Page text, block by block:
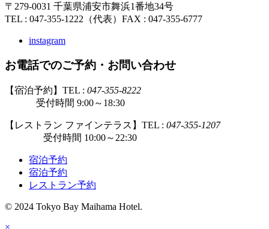
〒279-0031 千葉県浦安市舞浜1番地34号
TEL : 047-355-1222（代表） FAX : 047-355-6777
instagram
お電話でのご予約・お問い合わせ
【宿泊予約】TEL : 047-355-8222
受付時間 9:00～18:30
【レストラン ファインテラス】TEL : 047-355-1207
受付時間 10:00～22:30
宿泊予約
宿泊予約
レストラン予約
© 2024 Tokyo Bay Maihama Hotel.
×